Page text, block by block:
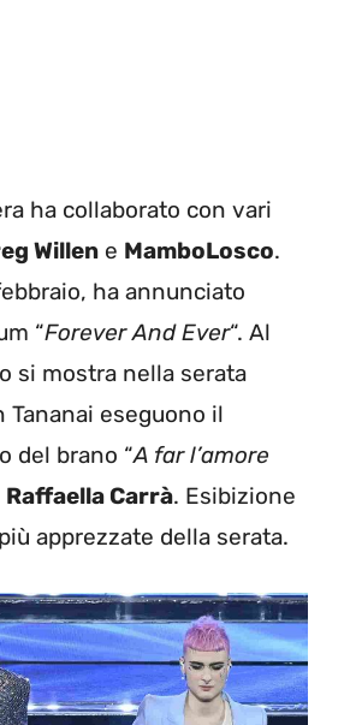
ha collaborato con vari
Willen e MamboLosco.
ha annunciato
“Forever And Ever“. Al
si mostra nella serata
Tananai eseguono il
del brano “A far l’amore
Raffaella Carrà. Esibizione
apprezzate della serata.